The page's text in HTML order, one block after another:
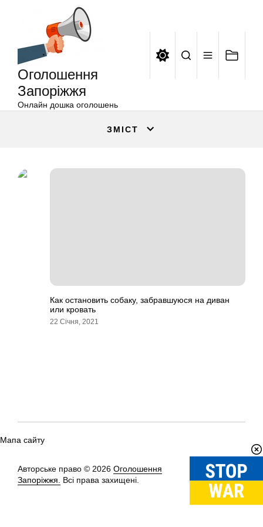
Оголошення
Запоріжжя
Онлайн дошка оголошень
ЗМІСТ
Как остановить собаку, забравшуюся на диван
или кровать
22 Січня, 2021
Мапа сайту
Авторське право © 2026 Оголошення
Запоріжжя.
Всі права захищені.
Вгору↑